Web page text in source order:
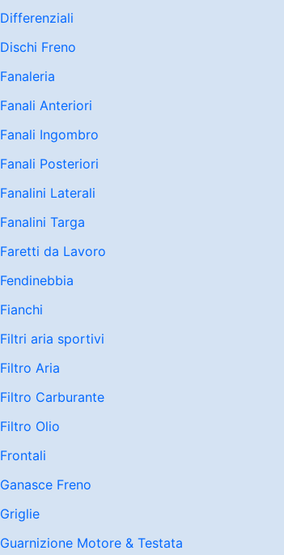
Differenziali
Dischi Freno
Fanaleria
Fanali Anteriori
Fanali Ingombro
Fanali Posteriori
Fanalini Laterali
Fanalini Targa
Faretti da Lavoro
Fendinebbia
Fianchi
Filtri aria sportivi
Filtro Aria
Filtro Carburante
Filtro Olio
Frontali
Ganasce Freno
Griglie
Guarnizione Motore & Testata